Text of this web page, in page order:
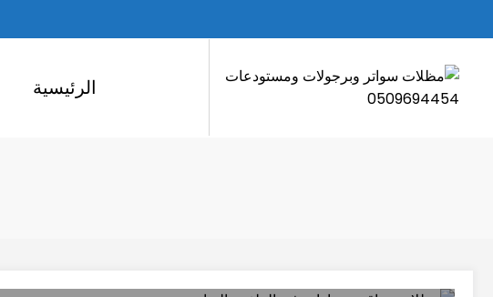
إلى
الرئيسية